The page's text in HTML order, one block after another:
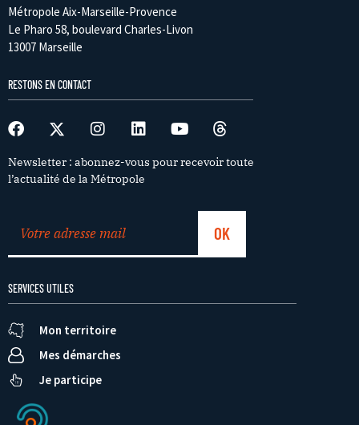
Métropole Aix-Marseille-Provence
Le Pharo 58, boulevard Charles-Livon
13007 Marseille
RESTONS EN CONTACT
Newsletter : abonnez-vous pour recevoir toute
l’actualité de la Métropole
SERVICES UTILES
Mon territoire
Mes démarches
Je participe